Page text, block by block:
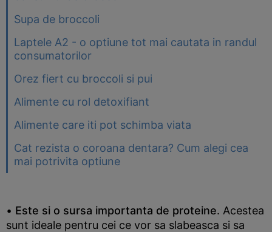
Supa de broccoli
Laptele A2 - o optiune tot mai cautata in randul
consumatorilor
Orez fiert cu broccoli si pui
Alimente cu rol detoxifiant
Alimente care iti pot schimba viata
Cat rezista o coroana dentara? Cum alegi cea
mai potrivita optiune
• Este si o sursa importanta de proteine. Acestea
sunt ideale pentru cei ce vor sa slabeasca si sa